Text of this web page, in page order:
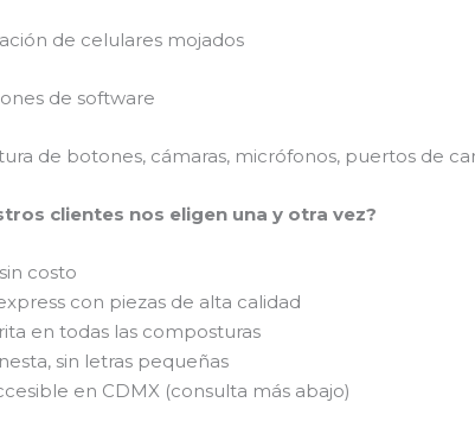
de celulares mojados
de software
de botones, cámaras, micrófonos, puertos de
clientes nos eligen una y otra vez?
costo
con piezas de alta calidad
en todas las composturas
sin letras pequeñas
en CDMX (consulta más abajo)